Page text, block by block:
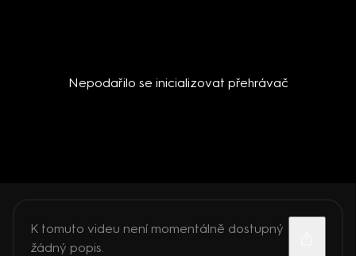
Nepodařilo se inicializovat přehrávač
K tomuto videu není momentálně dostupný
žádný popis.